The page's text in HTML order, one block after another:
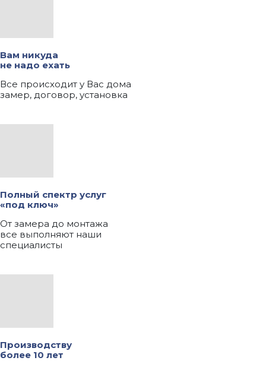
Вам никуда
не надо ехать
Все происходит у Вас дома
замер, договор, установка
Полный спектр услуг
«под ключ»
От замера до монтажа
все выполняют наши
специалисты
Производству
более 10 лет